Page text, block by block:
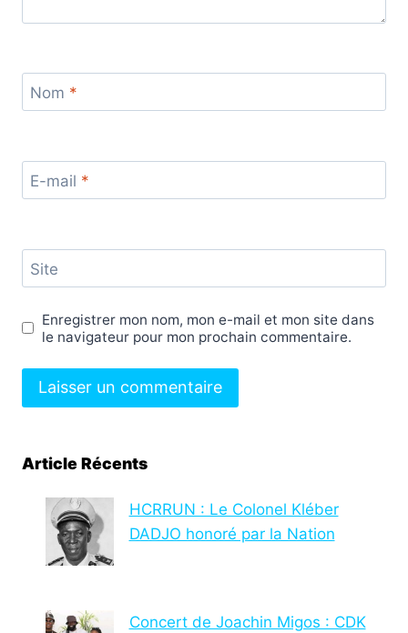
Nom *
E-mail *
Site
Enregistrer mon nom, mon e-mail et mon site dans
le navigateur pour mon prochain commentaire.
Article Récents
HCRRUN : Le Colonel Kléber
DADJO honoré par la Nation
Concert de Joachin Migos : CDK